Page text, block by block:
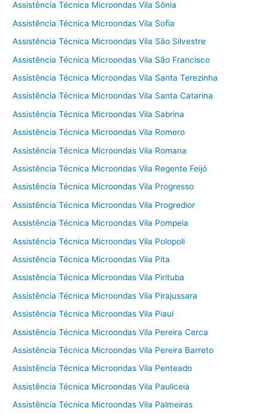
Assistência Técnica Microondas Vila Sônia
Assistência Técnica Microondas Vila Sofia
Assistência Técnica Microondas Vila São Silvestre
Assistência Técnica Microondas Vila São Francisco
Assistência Técnica Microondas Vila Santa Terezinha
Assistência Técnica Microondas Vila Santa Catarina
Assistência Técnica Microondas Vila Sabrina
Assistência Técnica Microondas Vila Romero
Assistência Técnica Microondas Vila Romana
Assistência Técnica Microondas Vila Regente Feijó
Assistência Técnica Microondas Vila Progresso
Assistência Técnica Microondas Vila Progredior
Assistência Técnica Microondas Vila Pompeia
Assistência Técnica Microondas Vila Polopoli
Assistência Técnica Microondas Vila Pita
Assistência Técnica Microondas Vila Pirituba
Assistência Técnica Microondas Vila Pirajussara
Assistência Técnica Microondas Vila Piauí
Assistência Técnica Microondas Vila Pereira Cerca
Assistência Técnica Microondas Vila Pereira Barreto
Assistência Técnica Microondas Vila Penteado
Assistência Técnica Microondas Vila Pauliceia
Assistência Técnica Microondas Vila Palmeiras